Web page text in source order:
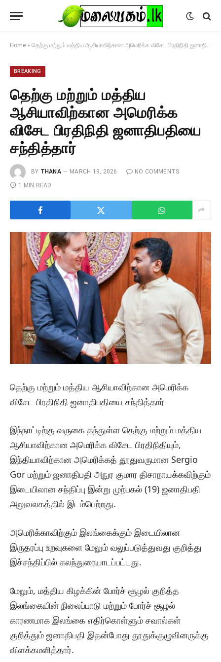
Home » தெற்கு மற்றும் மத்திய ஆசியாவிற்கான அமெரிக்க விசேட பிரதிநிதி ஜனாதிபதியை சந்தித்தார்
BREAKING
தெற்கு மற்றும் மத்திய
ஆசியாவிற்கான அமெரிக்க
விசேட பிரதிநிதி ஜனாதிபதியை
சந்தித்தார்
BY THANA MARCH 19, 2026
NO COMMENTS
1 MIN READ
தெற்கு மற்றும் மத்திய ஆசியாவிற்கான அமெரிக்க
விசேட பிரதிநிதி ஜனாதிபதியை சந்தித்தார்
இந்நாட்டிற்கு வருகை தந்துள்ள தெற்கு மற்றும் மத்திய
ஆசியாவிற்கான அமெரிக்க விசேட பிரதிநிதியும்,
இந்தியாவிற்கான அமெரிக்கத் தூதுவருமான Sergio
Gor மற்றும் ஜனாதிபதி அநுர குமார திசாநாயக்கவிற்கும்
இடையிலான சந்திப்பு இன்று முற்பகல் (19) ஜனாதிபதி
அலுவலகத்தில் இடம்பெற்றது.
அமெரிக்காவிற்கும் இலங்கைக்கும் இடையிலான
இருதரப்பு உறவுகளை மேலும் வலுப்படுத்துவது குறித்து
இச்சந்திப்பில் கலந்துரையாடப்பட்டது.
மேலும், மத்திய கிழக்கின் போர்ச் சூழல் குறித்த
இலங்கையின் நிலைப்பாடு மற்றும் போர்ச் சூழல்
காரணமாக இலங்கை எதிர்கொள்ளும் சவால்கள்
குறித்தும் ஜனாதிபதி இதன்போது தூதுக்குழுவினருக்கு
விளக்கமளித்தார்.